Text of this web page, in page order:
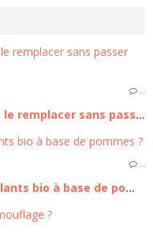
…
Écran iPhone 16 cassé ? Comment le remplacer sans passer par un professionnel
…
Comment sont fabriqués les pétillants bio à base de pommes ?